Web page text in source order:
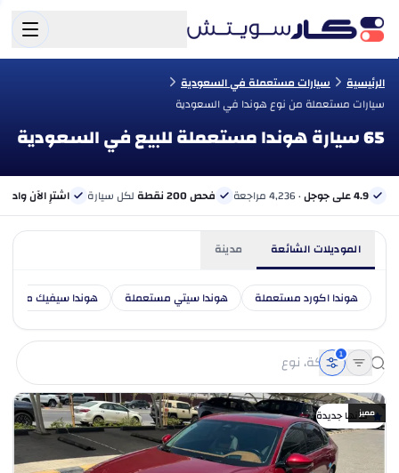
الرئيسية
سيارات مستعملة في السعودية
سيارات مستعملة من نوع هوندا في السعودية
65 سيارة هوندا مستعملة للبيع في السعودية
4.9 على جوجل · 4,236 مراجعة فحص 200 نقطة لكل سيارة اشترِ الآن
الموديلات الشائعة مدينة
هوندا اكورد مستعملة هوندا سيتي مستعملة هوندا سيفيك
1
كأنها جديدةمميز